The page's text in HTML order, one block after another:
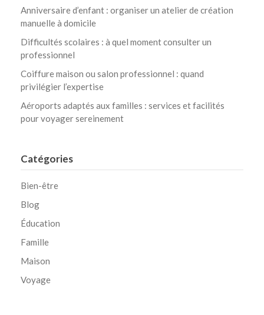
Anniversaire d’enfant : organiser un atelier de création
manuelle à domicile
Difficultés scolaires : à quel moment consulter un
professionnel
Coiffure maison ou salon professionnel : quand
privilégier l’expertise
Aéroports adaptés aux familles : services et facilités
pour voyager sereinement
Catégories
Bien-être
Blog
Éducation
Famille
Maison
Voyage